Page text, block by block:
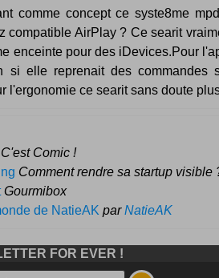
comme concept ce syste8me
compatible AirPlay ? Ce searit
enceinte pour des iDevices.Pour
elle reprenait des commandes
l'ergonomie ce searit sans doute
C'est Comic !
Comment rendre sa startup visible
Gourmibox
de NatieAK parNatieAK
FOR EVER !